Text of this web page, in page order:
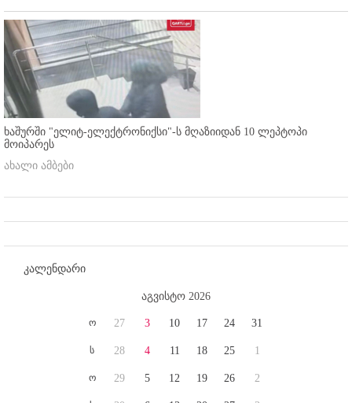
ხაშურში "ელიტ-ელექტრონიქსი"-ს მღაზიიდან 10 ლეპტოპი
მოიპარეს
ახალი ამბები
კალენდარი
აგვისტო 2026
ო
ს
ო
27
28
29
3
4
5
10
11
12
17
18
19
24
25
26
31
1
2